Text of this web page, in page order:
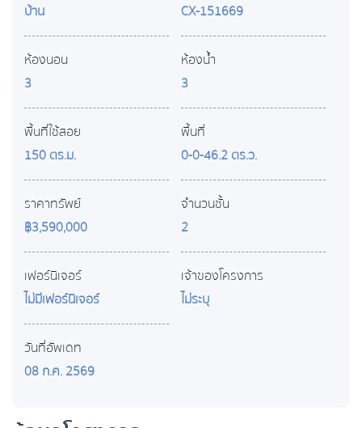
บ้าน
ห้องนอน
3
พื้นที่ใช้สอย
150 ตร.ม.
ราคาทรัพย์
฿3,590,000
เฟอร์นิเจอร์
ไม่มีเฟอร์นิเจอร์
วันที่อัพเดท
08 ก.ค. 2569
CX-151669
ห้องน้ำ
3
พื้นที่
0-0-46.2 ตร.ว.
จำนวนชั้น
2
เจ้าของโครงการ
ไม่ระบุ